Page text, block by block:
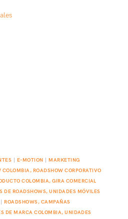
E-MOTION
MARKETING
COLOMBIA, ROADSHOW CORPORATIVO
COLOMBIA, GIRA COMERCIAL
DE ROADSHOWS, UNIDADES MÓVILES
ROADSHOWS, CAMPAÑAS
DE MARCA COLOMBIA, UNIDADES